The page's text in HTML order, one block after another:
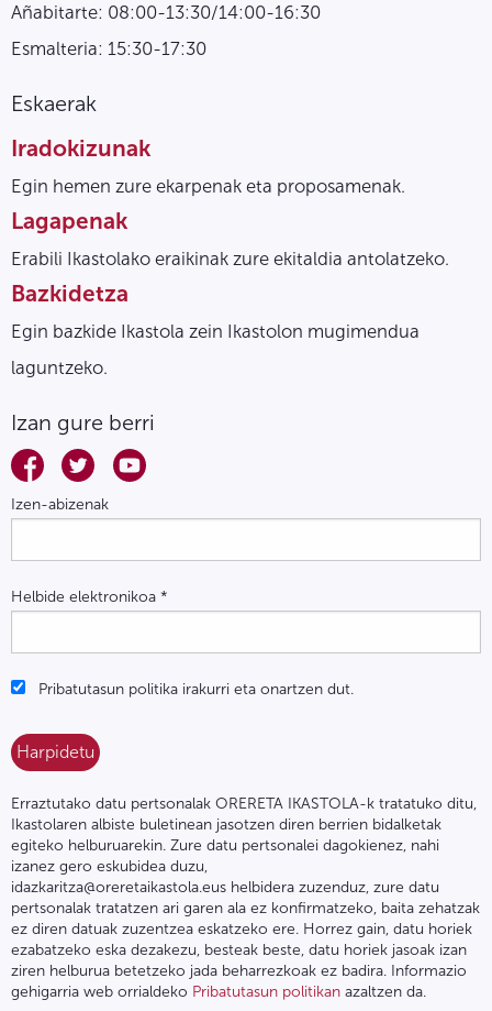
Añabitarte: 08:00-13:30/14:00-16:30
Esmalteria: 15:30-17:30
Eskaerak
Iradokizunak
Egin hemen zure ekarpenak eta proposamenak.
Lagapenak
Erabili Ikastolako eraikinak zure ekitaldia antolatzeko.
Bazkidetza
Egin bazkide Ikastola zein Ikastolon mugimendua
laguntzeko.
Izan gure berri
Izen-abizenak
Helbide elektronikoa *
Pribatutasun politika irakurri eta onartzen dut.
Erraztutako datu pertsonalak ORERETA IKASTOLA-k tratatuko ditu,
Ikastolaren albiste buletinean jasotzen diren berrien bidalketak
egiteko helburuarekin. Zure datu pertsonalei dagokienez, nahi
izanez gero eskubidea duzu,
idazkaritza@oreretaikastola.eus helbidera zuzenduz, zure datu
pertsonalak tratatzen ari garen ala ez konfirmatzeko, baita zehatzak
ez diren datuak zuzentzea eskatzeko ere. Horrez gain, datu horiek
ezabatzeko eska dezakezu, besteak beste, datu horiek jasoak izan
ziren helburua betetzeko jada beharrezkoak ez badira. Informazio
gehigarria web orrialdeko Pribatutasun politikan azaltzen da.